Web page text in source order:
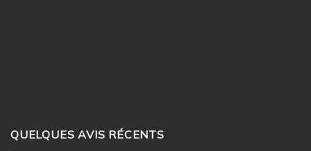
QUELQUES AVIS RÉCENTS